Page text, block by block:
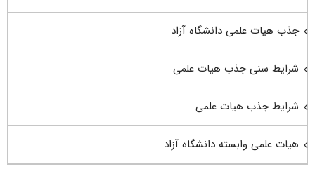
جذب هیات علمی دانشگاه آزاد
شرایط سنی جذب هیات علمی
شرایط جذب هیات علمی
هیات علمی وابسته دانشگاه آزاد